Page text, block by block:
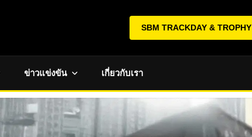
SBM TRACKDAY & TROPHY
ข่าวแข่งขัน เกี่ยวกับเรา